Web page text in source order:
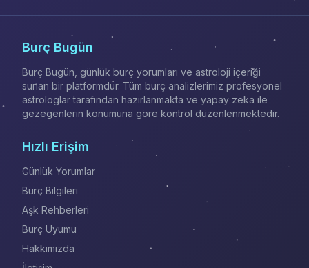
Burç Bugün
Burç Bugün, günlük burç yorumları ve astroloji içeriği
sunan bir platformdur. Tüm burç analizlerimiz profesyonel
astrologlar tarafından hazırlanmakta ve yapay zeka ile
gezegenlerin konumuna göre kontrol düzenlenmektedir.
Hızlı Erişim
Günlük Yorumlar
Burç Bilgileri
Aşk Rehberleri
Burç Uyumu
Hakkımızda